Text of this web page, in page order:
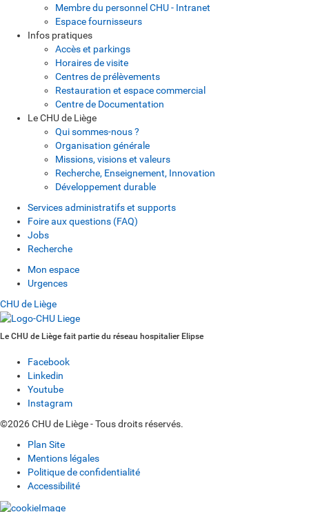
Membre du personnel CHU - Intranet
Espace fournisseurs
Infos pratiques
Accès et parkings
Horaires de visite
Centres de prélèvements
Restauration et espace commercial
Centre de Documentation
Le CHU de Liège
Qui sommes-nous ?
Organisation générale
Missions, visions et valeurs
Recherche, Enseignement, Innovation
Développement durable
Services administratifs et supports
Foire aux questions (FAQ)
Jobs
Recherche
Mon espace
Urgences
CHU de Liège
Le CHU de Liège fait partie du réseau hospitalier Elipse
Facebook
Linkedin
Youtube
Instagram
©2026 CHU de Liège - Tous droits réservés.
Plan Site
Mentions légales
Politique de confidentialité
Accessibilité